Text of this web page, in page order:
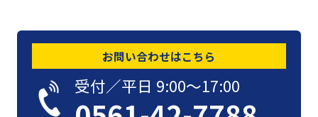
お問い合わせはこちら
受付／平日 9:00〜17:00